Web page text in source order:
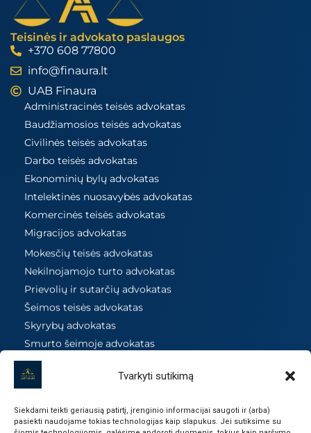
Tvarkyti sutikimą
Siekdami teikti geriausią patirtį, įrenginio informacijai saugoti ir (arba)
pasiekti naudojame tokias technologijas kaip slapukus. Jei sutiksime su
Teisinės ir advokato paslaugos
+370 608 77800
info@finaura.lt
UAB Finaura
Administracinės teisės advokatas
Baudžiamosios teisės advokatas
Civilinės teisės advokatas
Darbo teisės advokatas
Ekonominių bylų advokatas
Intelektinės nuosavybės advokatas
Komercinės teisės advokatas
Migracijos advokatas
Mokesčių teisės advokatas
Nekilnojamojo turto advokatas
Prievolių ir sutarčių advokatas
Šeimos teisės advokatas
Skyrybų advokatas
Smurto šeimoje advokatas
Viešųjų pirkimų advokatas
Žemės teisės advokatas
© 2010 – 2025 UAB Finaura. Visos teisės saugomos.